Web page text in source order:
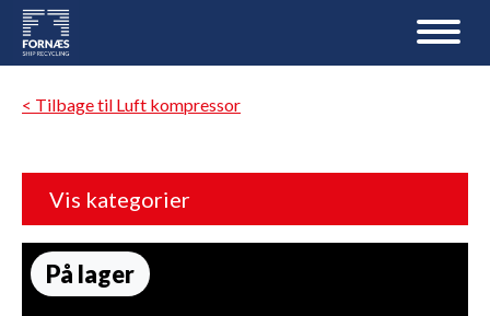
< Tilbage til Luft kompressor
Vis kategorier
På lager